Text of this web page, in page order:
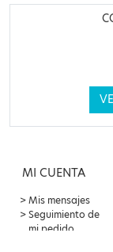
MI CUENTA
Mis mensajes
Seguimiento de
mi pedido